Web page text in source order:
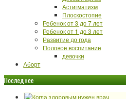
Астигматизм
Плоскостопие
Ребенок от 3 до 7 лет
Ребенок от 1 до 3 лет
Развитие до года
Половое воспитание
девочки
Аборт
Последнее